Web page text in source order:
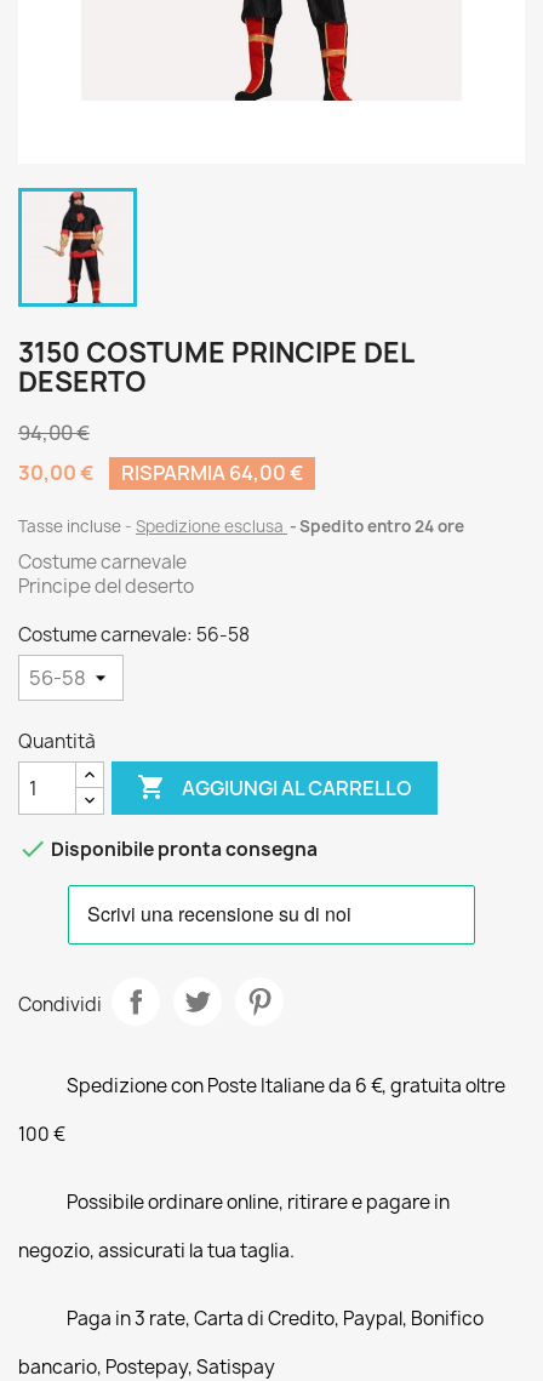
3150 COSTUME PRINCIPE DEL
DESERTO
94,00 €
30,00 €
RISPARMIA 64,00 €
Tasse incluse Spedizione esclusa Spedito entro 24 ore
Costume carnevale
Principe del deserto
Costume carnevale: 56-58
Quantità
 AGGIUNGI AL CARRELLO
 Disponibile pronta consegna
Condividi
Spedizione con Poste Italiane da 6 €, gratuita oltre
100 €
Possibile ordinare online, ritirare e pagare in
negozio, assicurati la tua taglia.
Paga in 3 rate, Carta di Credito, Paypal, Bonifico
bancario, Postepay, Satispay